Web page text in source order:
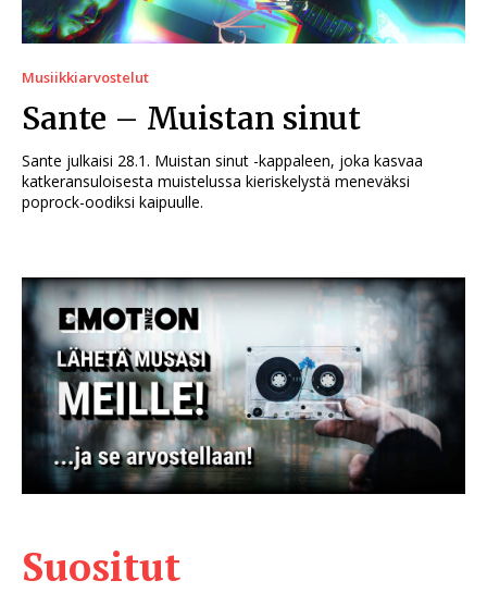
Musiikkiarvostelut
Sante – Muistan sinut
Sante julkaisi 28.1. Muistan sinut -kappaleen, joka kasvaa
katkeransuloisesta muistelussa kieriskelystä meneväksi
poprock-oodiksi kaipuulle.
Suositut